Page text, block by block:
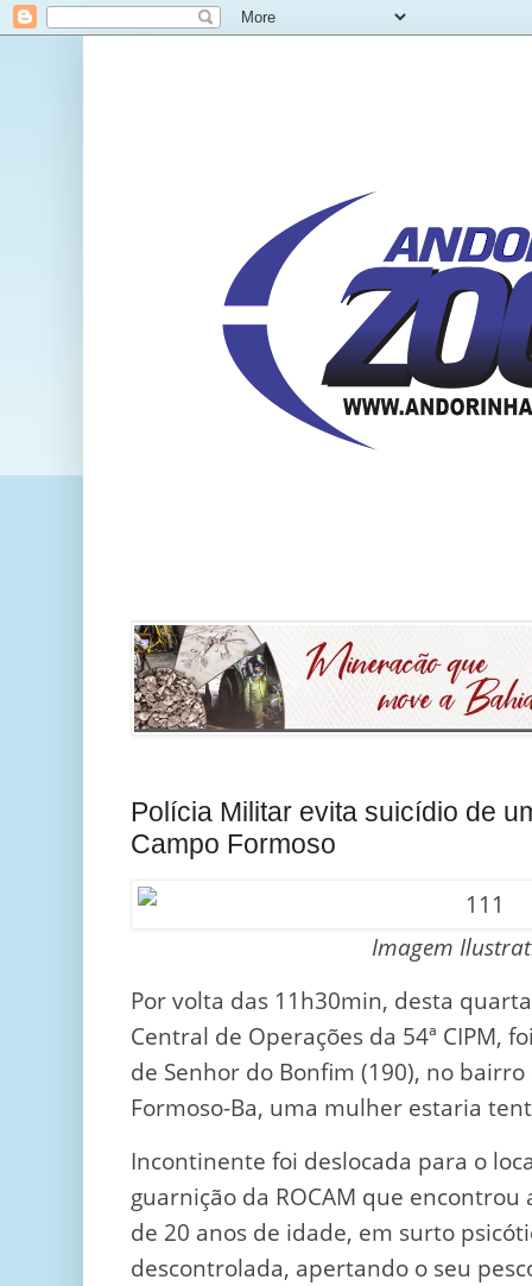
Polícia Militar evita suicídio de
Campo Formoso
Imagem
Por volta das 11h30min, desta
Central de Operações da 54ª CIPM,
de Senhor do Bonfim (190), no bairro
Formoso-Ba, uma mulher estaria
Incontinente foi deslocada para o
guarnição da ROCAM que encontrou
de 20 anos de idade, em surto
descontrolada, apertando o seu